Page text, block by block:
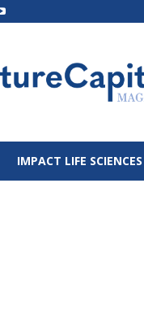
IMPACT LIFE SCIENCES